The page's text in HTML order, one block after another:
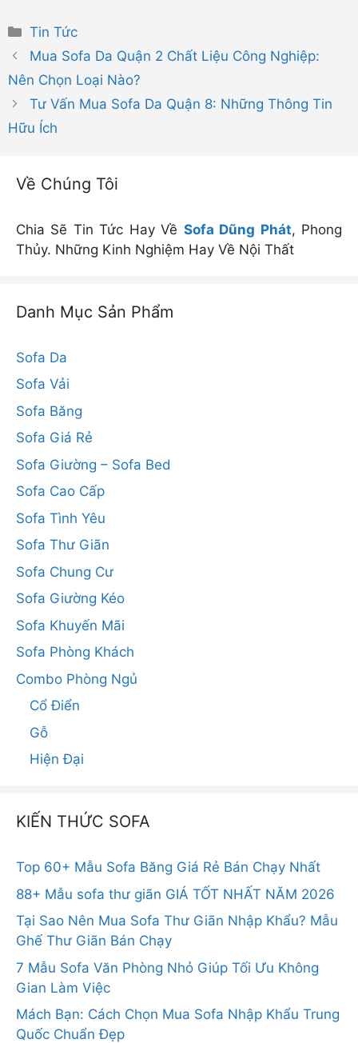
Danh
mục
Tin Tức
Mua Sofa Da Quận 2 Chất Liệu Công Nghiệp:
Nên Chọn Loại Nào?
Tư Vấn Mua Sofa Da Quận 8: Những Thông Tin
Hữu Ích
Về Chúng Tôi
Chia Sẽ Tin Tức Hay Về Sofa Dũng Phát, Phong
Thủy. Những Kinh Nghiệm Hay Về Nội Thất
Danh Mục Sản Phẩm
Sofa Da
Sofa Vải
Sofa Băng
Sofa Giá Rẻ
Sofa Giường – Sofa Bed
Sofa Cao Cấp
Sofa Tình Yêu
Sofa Thư Giãn
Sofa Chung Cư
Sofa Giường Kéo
Sofa Khuyến Mãi
Sofa Phòng Khách
Combo Phòng Ngủ
Cổ Điển
Gỗ
Hiện Đại
KIẾN THỨC SOFA
Top 60+ Mẫu Sofa Băng Giá Rẻ Bán Chạy Nhất
88+ Mẫu sofa thư giãn GIÁ TỐT NHẤT NĂM 2026
Tại Sao Nên Mua Sofa Thư Giãn Nhập Khẩu? Mẫu
Ghế Thư Giãn Bán Chạy
7 Mẫu Sofa Văn Phòng Nhỏ Giúp Tối Ưu Không
Gian Làm Việc
Mách Bạn: Cách Chọn Mua Sofa Nhập Khẩu Trung
Quốc Chuẩn Đẹp